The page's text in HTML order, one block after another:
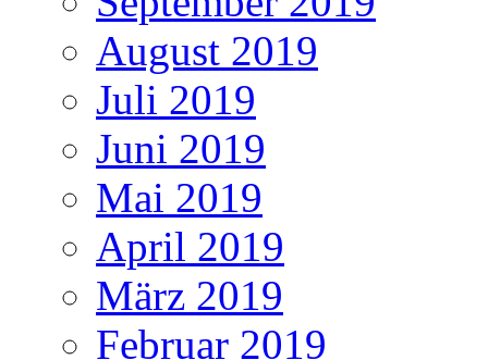
August 2019
Juli 2019
Juni 2019
Mai 2019
April 2019
März 2019
Februar 2019